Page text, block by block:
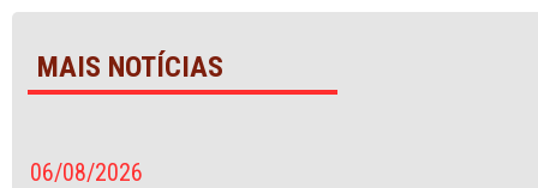
MAIS NOTÍCIAS
06/08/2026